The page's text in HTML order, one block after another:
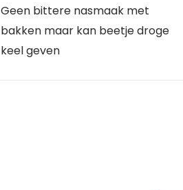
Geen bittere nasmaak met
bakken maar kan beetje droge
keel geven